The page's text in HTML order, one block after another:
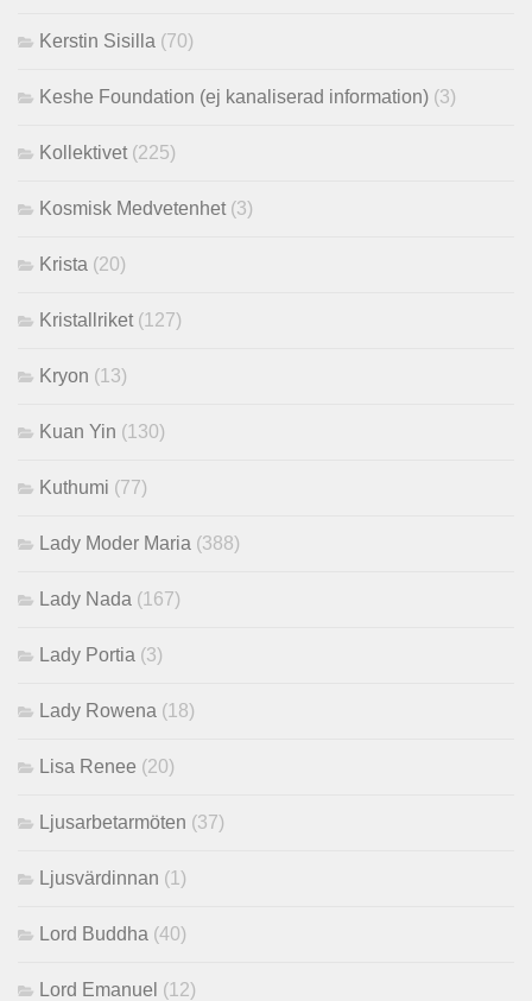
Kerstin Sisilla (70)
Keshe Foundation (ej kanaliserad information) (3)
Kollektivet (225)
Kosmisk Medvetenhet (3)
Krista (20)
Kristallriket (127)
Kryon (13)
Kuan Yin (130)
Kuthumi (77)
Lady Moder Maria (388)
Lady Nada (167)
Lady Portia (3)
Lady Rowena (18)
Lisa Renee (20)
Ljusarbetarmöten (37)
Ljusvärdinnan (1)
Lord Buddha (40)
Lord Emanuel (12)